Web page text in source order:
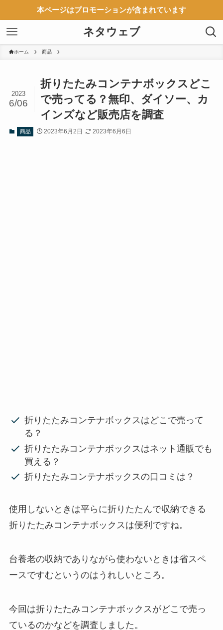
本ページはプロモーションが含まれています
ネタウェブ
ホーム 商品
折りたたみコンテナボックスどこ
で売ってる？無印、ダイソー、カ
インズなど販売店を調査
2023
6/06
商品 2023年6月2日 2023年6月6日
折りたたみコンテナボックスはどこで売って
る？
折りたたみコンテナボックスはネット通販でも
買える？
折りたたみコンテナボックスの口コミは？
使用しないときは平らに折りたたんで収納できる
折りたたみコンテナボックスは便利ですね。
台養老の収納でありながら使わないときは省スペ
ースですむというのはうれしいところ。
今回は折りたたみコンテナボックスがどこで売っ
ているのかなどを調査しました。